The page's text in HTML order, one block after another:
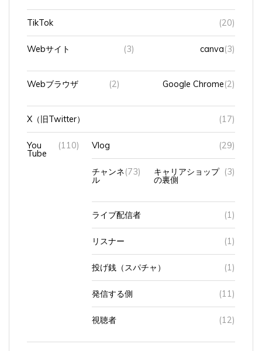
TikTok (20)
Webサイト (3) canva(3)
Webブラウザ (2) Google Chrome(2)
X（旧Twitter） (17)
You
Tube
(110) Vlog (29)
チャンネ
ル
(73) キャリアショップ
の裏側
(3)
ライブ配信者 (1)
リスナー (1)
投げ銭（スパチャ） (1)
発信する側 (11)
視聴者 (12)
ｚｏｏｍ (6)